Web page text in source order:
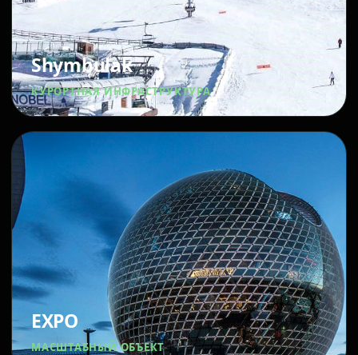
Shymbulak
КУРОРТНАЯ ИНФРАСТРУКТУРА
EXPO
МАСШТАБНЫЙ ОБЪЕКТ